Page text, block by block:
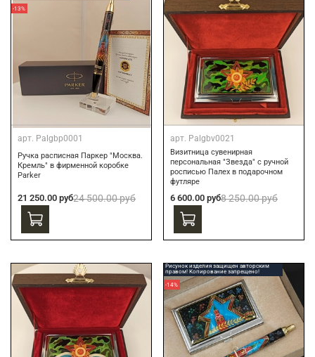
-13%
арт. Palgbp0001
Ручка расписная Паркер "Москва.
Кремль" в фирменной коробке
Parker
21 250.00 руб24 500.00 руб
арт. Palgbv0021
Визитница сувенирная
персональная "Звезда" с ручной
росписью Палех в подарочном
футляре
6 600.00 руб8 250.00 руб
Рисунок изделия защищен авторским
правом! Копирование запрещено!
-14%